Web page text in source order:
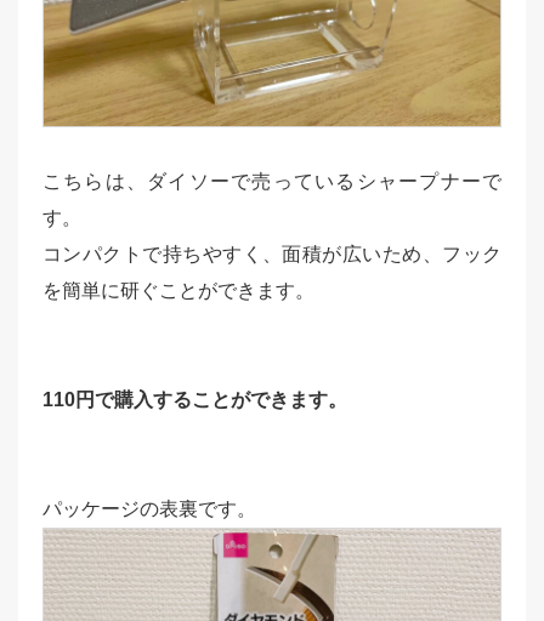
こちらは、ダイソーで売っているシャープナーで
す。
コンパクトで持ちやすく、面積が広いため、フック
を簡単に研ぐことができます。
110円で購入することができます。
パッケージの表裏です。